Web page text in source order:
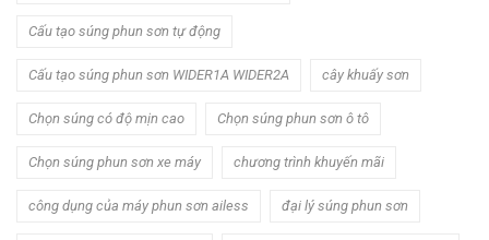
Cấu tạo súng phun sơn tự động
Cấu tạo súng phun sơn WIDER1A WIDER2A cây khuấy sơn
Chọn súng có độ mịn cao Chọn súng phun sơn ô tô
Chọn súng phun sơn xe máy chương trình khuyến mãi
công dụng của máy phun sơn ailess đại lý súng phun sơn